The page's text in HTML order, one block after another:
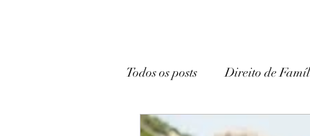
Todos os posts Direito de
Direito Tributário